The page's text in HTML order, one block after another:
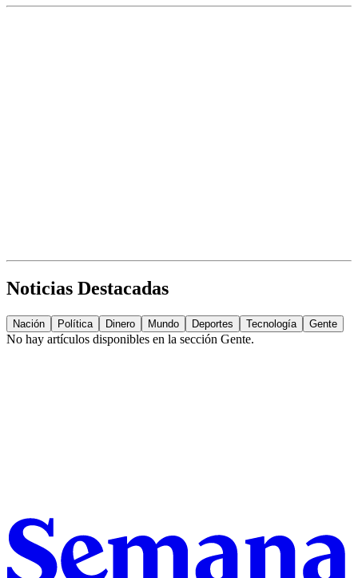
Noticias Destacadas
Nación Política Dinero Mundo Deportes Tecnología Gente
No hay artículos disponibles en la sección Gente.